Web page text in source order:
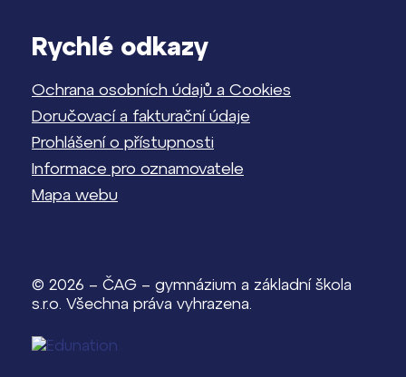
Rychlé odkazy
Ochrana osobních údajů a Cookies
Doručovací a fakturační údaje
Prohlášení o přístupnosti
Informace pro oznamovatele
Mapa webu
© 2026 – ČAG – gymnázium a základní škola
s.r.o. Všechna práva vyhrazena.